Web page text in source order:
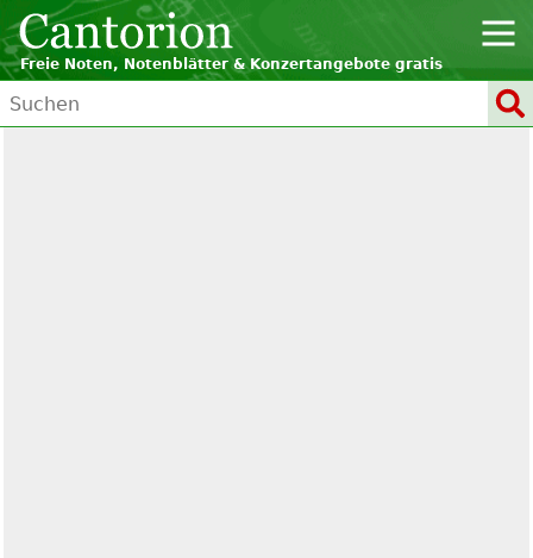
Freie Noten, Notenblätter & Konzertangebote gratis